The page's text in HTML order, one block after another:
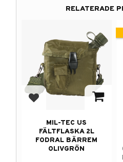
RELATERADE
Lägg till i favoriter
MIL-TEC US
FÄLTFLASKA 2L
FODRAL BÄRREM
OLIVGRÖN